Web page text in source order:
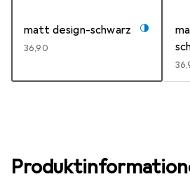
matt design-schwarz
EUR
36,90